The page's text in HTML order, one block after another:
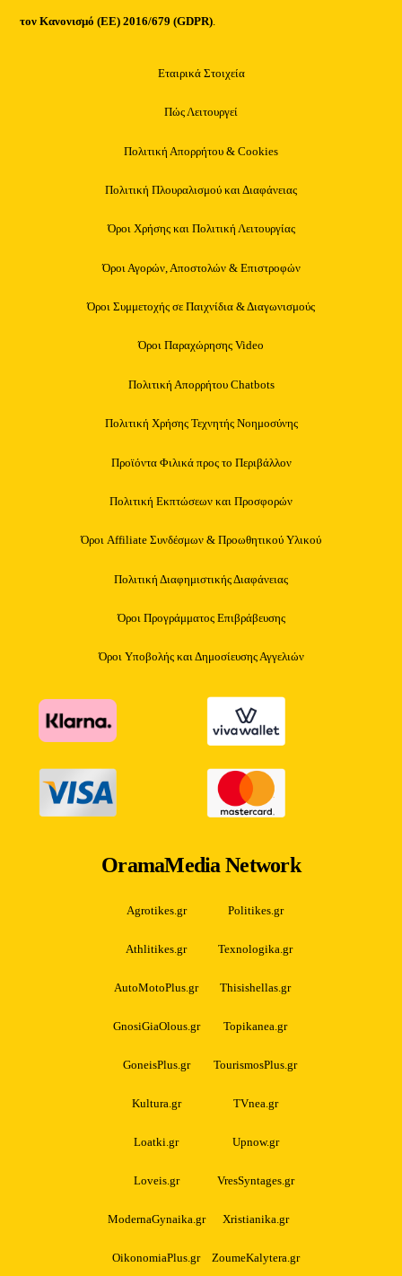
τον Κανονισμό (ΕΕ) 2016/679 (GDPR).
Εταιρικά Στοιχεία
Πώς Λειτουργεί
Πολιτική Απορρήτου & Cookies
Πολιτική Πλουραλισμού και Διαφάνειας
Όροι Χρήσης και Πολιτική Λειτουργίας
Όροι Αγορών, Αποστολών & Επιστροφών
Όροι Συμμετοχής σε Παιχνίδια & Διαγωνισμούς
Όροι Παραχώρησης Video
Πολιτική Απορρήτου Chatbots
Πολιτική Χρήσης Τεχνητής Νοημοσύνης
Προϊόντα Φιλικά προς το Περιβάλλον
Πολιτική Εκπτώσεων και Προσφορών
Όροι Affiliate Συνδέσμων & Προωθητικού Υλικού
Πολιτική Διαφημιστικής Διαφάνειας
Όροι Προγράμματος Επιβράβευσης
Όροι Υποβολής και Δημοσίευσης Αγγελιών
OramaMedia Network
Agrotikes.gr Politikes.gr
Athlitikes.gr Texnologika.gr
AutoMotoPlus.gr Thisishellas.gr
GnosiGiaOlous.gr Topikanea.gr
GoneisPlus.gr TourismosPlus.gr
Kultura.gr TVnea.gr
Loatki.gr Upnow.gr
Loveis.gr VresSyntages.gr
ModernaGynaika.gr Xristianika.gr
OikonomiaPlus.gr ZoumeKalytera.gr